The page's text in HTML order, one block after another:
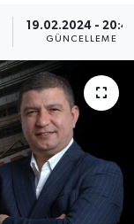
19.02.2024 -
GÜNCELLEME